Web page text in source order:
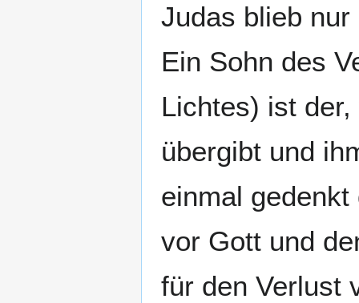
Judas blieb
Ein Sohn des
Lichtes) ist
übergibt und
einmal
vor Gott und
für den Verlust